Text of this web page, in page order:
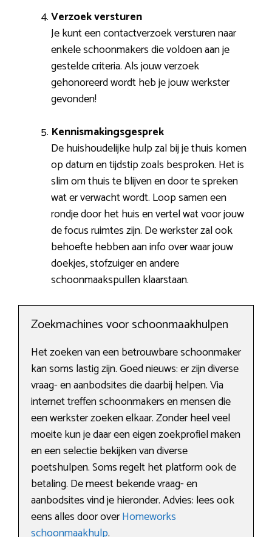
Verzoek versturen
Je kunt een contactverzoek versturen naar
enkele schoonmakers die voldoen aan je
gestelde criteria. Als jouw verzoek
gehonoreerd wordt heb je jouw werkster
gevonden!
Kennismakingsgesprek
De huishoudelijke hulp zal bij je thuis komen
op datum en tijdstip zoals besproken. Het is
slim om thuis te blijven en door te spreken
wat er verwacht wordt. Loop samen een
rondje door het huis en vertel wat voor jouw
de focus ruimtes zijn. De werkster zal ook
behoefte hebben aan info over waar jouw
doekjes, stofzuiger en andere
schoonmaakspullen klaarstaan.
Zoekmachines voor schoonmaakhulpen
Het zoeken van een betrouwbare schoonmaker
kan soms lastig zijn. Goed nieuws: er zijn diverse
vraag- en aanbodsites die daarbij helpen. Via
internet treffen schoonmakers en mensen die
een werkster zoeken elkaar. Zonder heel veel
moeite kun je daar een eigen zoekprofiel maken
en een selectie bekijken van diverse
poetshulpen. Soms regelt het platform ook de
betaling. De meest bekende vraag- en
aanbodsites vind je hieronder. Advies: lees ook
eens alles door overHomeworks
schoonmaakhulp.